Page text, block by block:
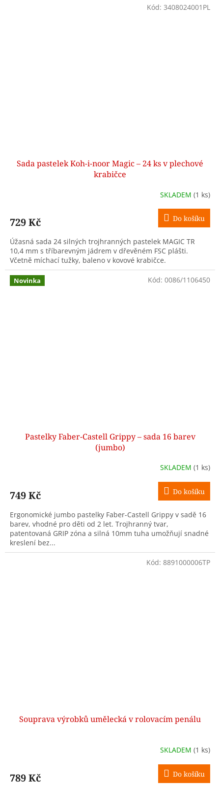
Sada pastelek Koh-i-noor Magic – 24 ks v plechové
krabičce
SKLADEM (1 ks)
729 Kč Do košíku
Úžasná sada 24 silných trojhranných pastelek MAGIC TR
10,4 mm s tříbarevným jádrem v dřevěném FSC plášti.
Včetně míchací tužky, baleno v kovové krabičce.
Kód: 3408024001PL
Novinka
Pastelky Faber-Castell Grippy – sada 16 barev
(jumbo)
SKLADEM (1 ks)
749 Kč Do košíku
Ergonomické jumbo pastelky Faber-Castell Grippy v sadě 16
barev, vhodné pro děti od 2 let. Trojhranný tvar,
patentovaná GRIP zóna a silná 10mm tuha umožňují snadné
kreslení bez...
Kód: 0086/1106450
Souprava výrobků umělecká v rolovacím penálu
SKLADEM (1 ks)
789 Kč Do košíku
Kód: 8891000006TP